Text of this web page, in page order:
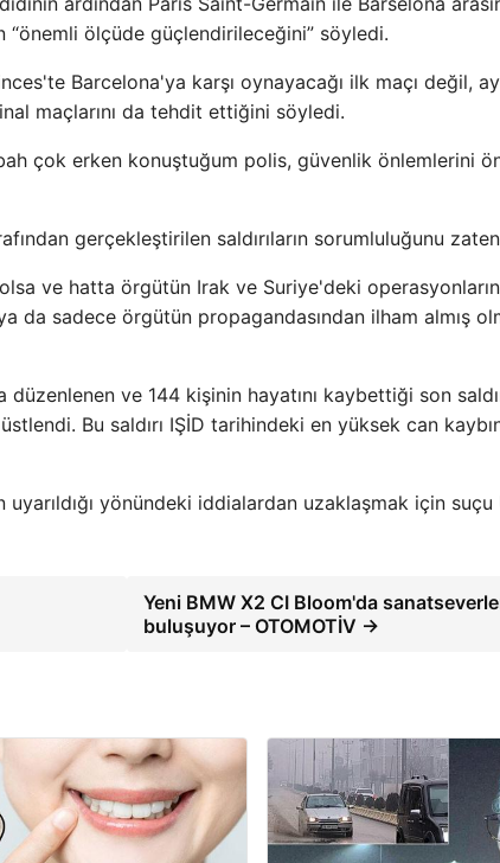
ölçüde güçlendirileceğini” söyledi.
Barcelona'ya karşı oynayacağı ilk maçı değil,
maçlarını da tehdit ettiğini söyledi.
çok erken konuştuğum polis, güvenlik önlemlerini
gerçekleştirilen saldırıların sorumluluğunu
ve hatta örgütün Irak ve Suriye'deki
da sadece örgütün propagandasından ilham almış
ve 144 kişinin hayatını kaybettiği son
Bu saldırı IŞİD tarihindeki en yüksek can
yönündeki iddialardan uzaklaşmak için suçu
Yeni BMW X2 CI Bloom'da
buluşuyor – OTOMOTİV →